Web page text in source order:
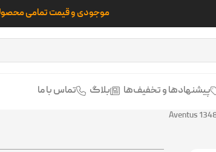
م
پیشنهادها و تخفیف‌ها بلاگ تماس با ما